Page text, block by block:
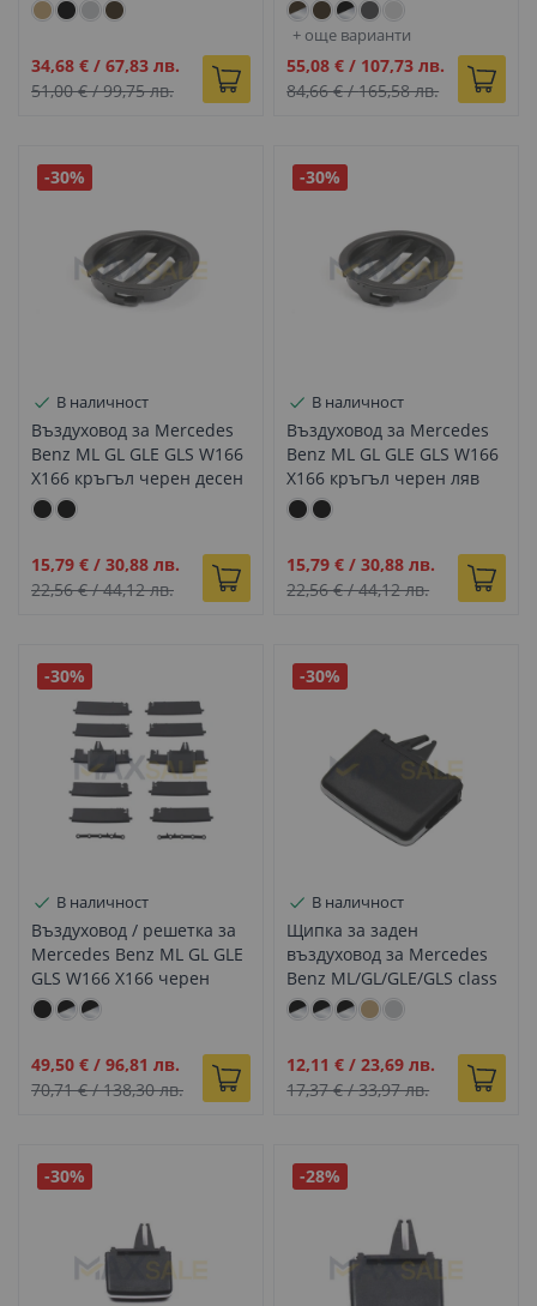
Промо
цена
34,68 € / 67,83 лв.
51,00 €/99,75 лв.
+ още варианти
Промо
цена
55,08 € / 107,73 лв.
84,66 €/165,58 лв.
-30%
В наличност
Въздуховод за Mercedes
Benz ML GL GLE GLS W166
X166 кръгъл черен десен
Промо
цена
15,79 € / 30,88 лв.
22,56 €/44,12 лв.
-30%
В наличност
Въздуховод за Mercedes
Benz ML GL GLE GLS W166
X166 кръгъл черен ляв
Промо
цена
15,79 € /30,88 лв.
22,56 €/44,12 лв.
-30%
В наличност
Въздуховод / решетка за
Mercedes Benz ML GL GLE
GLS W166 X166 черен
заден
Промо
цена
49,50 € / 96,81 лв.
70,71 €/138,30 лв.
-30%
В наличност
Щипка за заден
въздуховод за Mercedes
Benz ML/GL/GLE/GLS class
W166 X166 W292 черно
Промо
цена
12,11 € /23,69 лв.
17,37 €/33,97 лв.
-30% -28%